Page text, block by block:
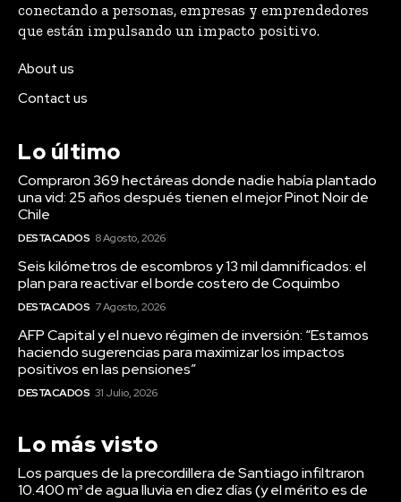
conectando a personas, empresas y emprendedores
que están impulsando un impacto positivo.
About us
Contact us
Lo último
Compraron 369 hectáreas donde nadie había plantado
una vid: 25 años después tienen el mejor Pinot Noir de
Chile
DESTACADOS 8 Agosto, 2026
Seis kilómetros de escombros y 13 mil damnificados: el
plan para reactivar el borde costero de Coquimbo
DESTACADOS 7 Agosto, 2026
AFP Capital y el nuevo régimen de inversión: “Estamos
haciendo sugerencias para maximizar los impactos
positivos en las pensiones”
DESTACADOS 31 Julio, 2026
Lo más visto
Los parques de la precordillera de Santiago infiltraron
10.400 m³ de agua lluvia en diez días (y el mérito es de